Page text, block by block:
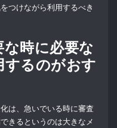
つけながら利用するべき
な時に必要な
するのがおす
は、急いでいる時に審査
きるというのは大きなメ